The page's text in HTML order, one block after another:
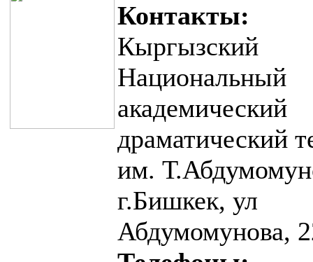
Контакты:
Кыргызский
Национальный
академический
драматический
им.
г.Бишкек, ул
Абдумомунова,